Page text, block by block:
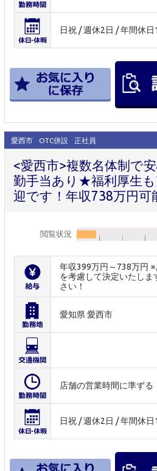
日祝 / 週休2日 / 年間休日
愛西市 OTC併設 正社員
<愛西市>複数名体制で
勤手当あり★福利厚生も
迎です！年収738万円可
閲覧状況
年収399万円～738万円
を考慮して決定いたし
さい！
愛知県 愛西市
店舗の営業時間に準ずる
日祝 / 週休2日 / 年間休日